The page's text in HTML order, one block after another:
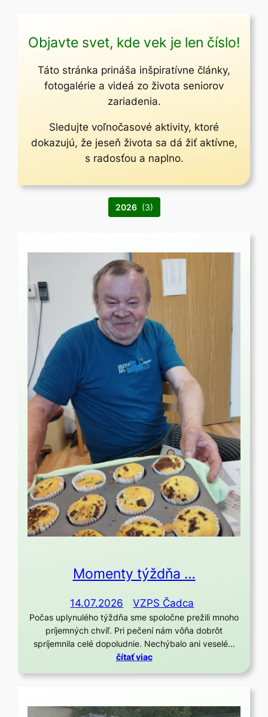
Objavte svet, kde vek je len číslo!
Táto stránka prináša inšpiratívne články,
fotogalérie a videá zo života seniorov
zariadenia.
Sledujte voľnočasové aktivity, ktoré
dokazujú, že jeseň života sa dá žiť aktívne,
s radosťou a naplno.
2026 (3)
Momenty týždňa …
14.07.2026 VZPS Čadca
Počas uplynulého týždňa sme spoločne prežili mnoho
príjemných chvíľ. Pri pečení nám vôňa dobrôt
spríjemnila celé dopoludnie. Nechýbalo ani veselé…
čítať viac